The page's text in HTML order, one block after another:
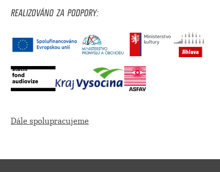
REALIZOVÁNO ZA PODPORY:
Dále spolupracujeme